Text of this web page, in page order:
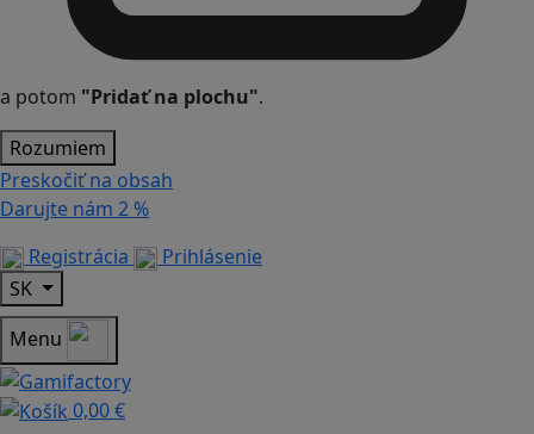
a potom "Pridať na plochu".
Rozumiem
Preskočiť na obsah
Darujte nám 2 %
Registrácia
Prihlásenie
SK
Menu
0,00 €